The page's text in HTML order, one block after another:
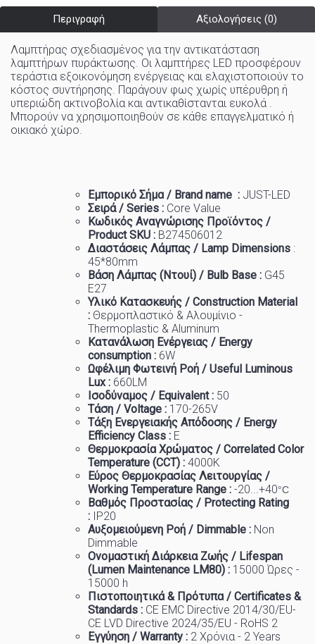
Περιγραφή Αξιολογήσεις (0)
Λαμπτήρας σχεδιασμένος για την αντικατάσταση
λαμπτήρων πυράκτωσης. Οι λαμπτήρες LED προσφέρουν
τεράστια εξοικονόμηση ενέργειας και ελαχιστοποιούν το
κόστος συντήρησης. Παράγουν φως χωρίς υπέρυθρη ή
υπεριώδη ακτινοβολία και αντικαθίστανται ευκολά .
Μπορούν να χρησιμοποιηθούν σε κάθε επαγγελματικό ή
οικιακό χώρo.
Εμπορικό Σήμα / Brand name : JUST-LED
Σειρά / Series : Core Value
Κωδικός Αναγνώρισης Προϊόντος /
Product SKU : B274506012
Διαστάσεις Λάμπας / Lamp Dimensions :
45*80mm
Βάση Λάμπας (Ντουί) / Bulb Base : G45
E27
Υλικό Κατασκευής / Construction Material
: Θερμοπλαστικό & Αλουμίνιο -
Thermoplastic & Aluminum
Κατανάλωση Ενέργειας / Energy
consumption : 6W
Ωφέλιμη Φωτεινή Ροή / Useful Luminous
Lux : 660LM
Ισοδύναμος / Equivalent : 50
Τάση / Voltage : 170-265V
Τάξη Ενεργειακής Απόδοσης / Energy
Efficiency Class : Ε
Θερμοκρασία Χρώματος / Correlated Color
Temperature (CCT) : 4000K
Εύρος Θερμοκρασίας Λειτουργίας /
Working Temperature Range : -20...+40°C
Βαθμός Προστασίας / Protecting Rating
: IP20
Αυξομειούμενη Ροή / Dimmable : Non
Dimmable
Ονομαστική Διάρκεια Ζωής / Lifespan
(Lumen Maintenance LM80) : 15000 Ώρες -
15000 h
Πιστοποιητικά & Πρότυπα / Certificates &
Standards : CE EMC Directive 2014/30/EU-
CE LVD Directive 2024/35/EU - RoHS 2
Εγγύηση / Warranty : 2 Χρόνια - 2 Years